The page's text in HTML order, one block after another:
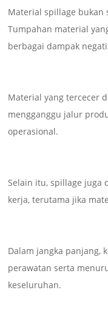
Material spillage bukan
Tumpahan material
berbagai dampak
Material yang tercecer
mengganggu jalur
operasional.
Selain itu, spillage juga
kerja, terutama jika
Dalam jangka panjang,
perawatan serta
keseluruhan.